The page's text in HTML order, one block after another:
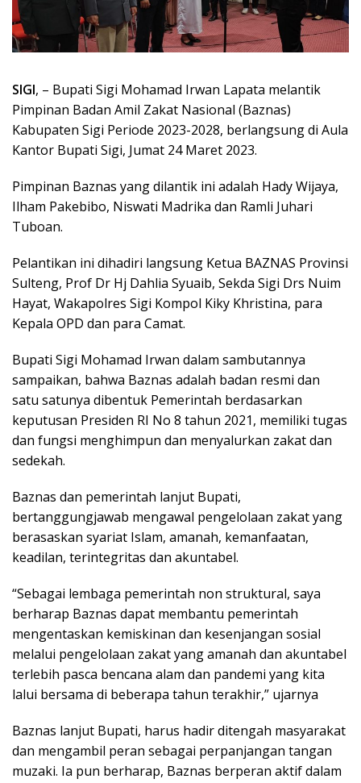
SIGI, – Bupati Sigi Mohamad Irwan Lapata melantik
Pimpinan Badan Amil Zakat Nasional (Baznas)
Kabupaten Sigi Periode 2023-2028, berlangsung di Aula
Kantor Bupati Sigi, Jumat 24 Maret 2023.
Pimpinan Baznas yang dilantik ini adalah Hady Wijaya,
Ilham Pakebibo, Niswati Madrika dan Ramli Juhari
Tuboan.
Pelantikan ini dihadiri langsung Ketua BAZNAS Provinsi
Sulteng, Prof Dr Hj Dahlia Syuaib, Sekda Sigi Drs Nuim
Hayat, Wakapolres Sigi Kompol Kiky Khristina, para
Kepala OPD dan para Camat.
Bupati Sigi Mohamad Irwan dalam sambutannya
sampaikan, bahwa Baznas adalah badan resmi dan
satu satunya dibentuk Pemerintah berdasarkan
keputusan Presiden RI No 8 tahun 2021, memiliki tugas
dan fungsi menghimpun dan menyalurkan zakat dan
sedekah.
Baznas dan pemerintah lanjut Bupati,
bertanggungjawab mengawal pengelolaan zakat yang
berasaskan syariat Islam, amanah, kemanfaatan,
keadilan, terintegritas dan akuntabel.
“Sebagai lembaga pemerintah non struktural, saya
berharap Baznas dapat membantu pemerintah
mengentaskan kemiskinan dan kesenjangan sosial
melalui pengelolaan zakat yang amanah dan akuntabel
terlebih pasca bencana alam dan pandemi yang kita
lalui bersama di beberapa tahun terakhir,” ujarnya
Baznas lanjut Bupati, harus hadir ditengah masyarakat
dan mengambil peran sebagai perpanjangan tangan
muzaki. Ia pun berharap, Baznas berperan aktif dalam